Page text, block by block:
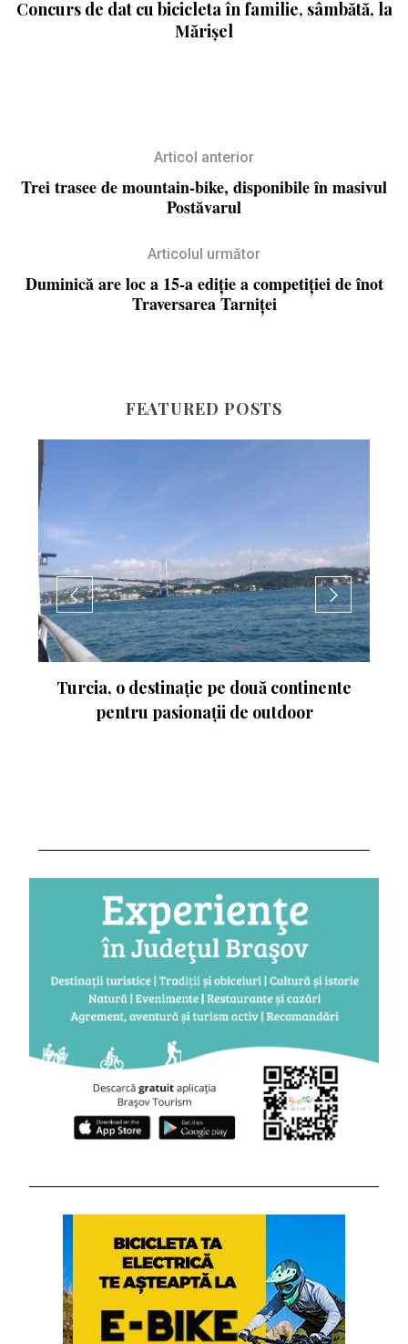
Concurs de dat cu bicicleta în familie, sâmbătă, la
Mărișel
Articol anterior
Trei trasee de mountain-bike, disponibile în masivul
Postăvarul
Articolul următor
Duminică are loc a 15-a ediție a competiției de înot
Traversarea Tarniței
FEATURED POSTS
Experimentează turismul activ în
Ungaria. Budapesta va fi gazda